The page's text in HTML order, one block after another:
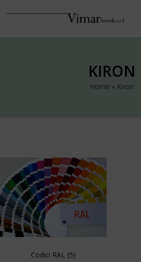
KIRON
Home » Kiron
Codici RAL (5)